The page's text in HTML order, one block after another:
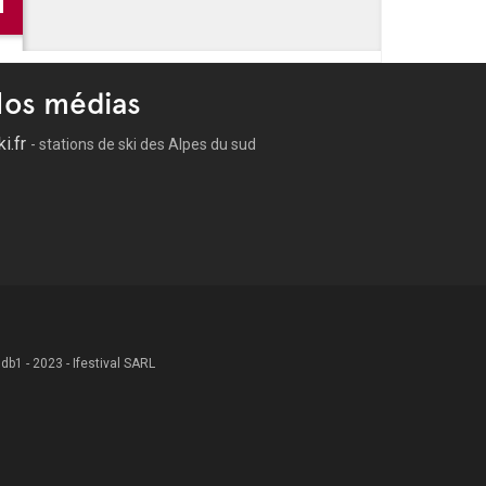
médias
- stations de ski des Alpes du sud
- 2023 - Ifestival SARL